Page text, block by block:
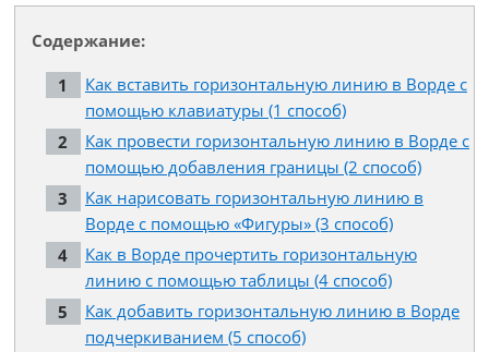
Содержание:
Как вставить горизонтальную линию в Ворде с
помощью клавиатуры (1 способ)
Как провести горизонтальную линию в Ворде с
помощью добавления границы (2 способ)
Как нарисовать горизонтальную линию в
Ворде с помощью «Фигуры» (3 способ)
Как в Ворде прочертить горизонтальную
линию с помощью таблицы (4 способ)
Как добавить горизонтальную линию в Ворде
подчеркиванием (5 способ)